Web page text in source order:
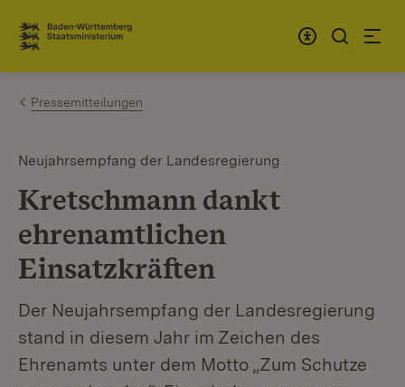
Zum Inhalt springen
Link zur Startseite
Pressemitteilungen
Neujahrsempfang der Landesregierung
Kretschmann dankt
ehrenamtlichen
Einsatzkräften
Der Neujahrsempfang der Landesregierung
stand in diesem Jahr im Zeichen des
Ehrenamts unter dem Motto „Zum Schutze